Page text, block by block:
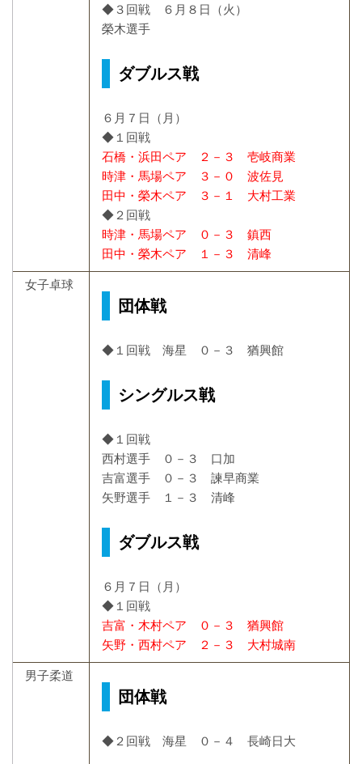
◆３回戦 ６月８日（火）
榮木選手
ダブルス戦
６月７日（月）
◆１回戦
石橋・浜田ペア ２－３ 壱岐商業
時津・馬場ペア ３－０ 波佐見
田中・榮木ペア ３－１ 大村工業
◆２回戦
時津・馬場ペア ０－３ 鎮西
田中・榮木ペア １－３ 清峰
女子卓球
団体戦
◆１回戦 海星 ０－３ 猶興館
シングルス戦
◆１回戦
西村選手 ０－３ 口加
吉富選手 ０－３ 諫早商業
矢野選手 １－３ 清峰
ダブルス戦
６月７日（月）
◆１回戦
吉富・木村ペア ０－３ 猶興館
矢野・西村ペア ２－３ 大村城南
男子柔道
団体戦
◆２回戦 海星 ０－４ 長崎日大